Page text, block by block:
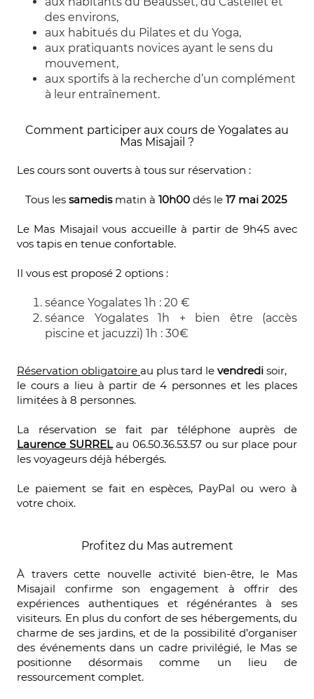
des environs,
aux habitués du Pilates et du Yoga,
aux pratiquants novices ayant le sens du
mouvement,
aux sportifs à la recherche d’un complément
à leur entraînement.
Comment participer aux cours de Yogalates au
Mas Misajail ?
Les cours sont ouverts à tous sur réservation :
Tous les samedismatin à 10h00dés le 17 mai 2025
Le Mas Misajail vous accueille à partir de 9h45 avec
vos tapis en tenue confortable.
Il vous est proposé 2 options :
séance Yogalates 1h : 20 €
séance Yogalates 1h + bien être (accès
piscine et jacuzzi) 1h : 30€
Réservation obligatoire au plus tard le vendredi soir,
le cours a lieu à partir de 4 personnes et les places
limitées à 8 personnes.
La réservation se fait par téléphone auprès de
Laurence SURRELau 06.50.36.53.57 ou sur place pour
les voyageurs déjà hébergés.
Le paiement se fait en espèces, PayPal ou wero à
votre choix.
Profitez du Mas autrement
À travers cette nouvelle activité bien-être, le Mas
Misajail confirme son engagement à offrir des
expériences authentiques et régénérantes à ses
visiteurs. En plus du confort de ses hébergements, du
charme de ses jardins, et de la possibilité d’organiser
des événements dans un cadre privilégié, le Mas se
positionne désormais comme un lieu de
ressourcement complet.